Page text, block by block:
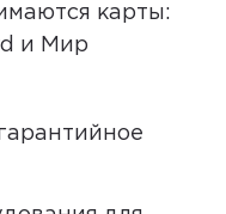
нужно
Так же нет
240 0010
карты:
и Мир